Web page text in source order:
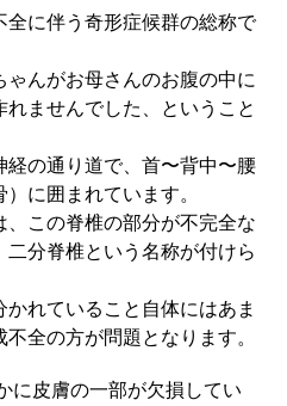
全に伴う奇形症候群の総称で
んがお母さんのお腹の中に
ませんでした、ということ
経の通り道で、首〜背中〜腰
に囲まれています。
、この脊椎の部分が不完全な
分脊椎という名称が付けら
れていること自体にはあま
全の方が問題となります。
に皮膚の一部が欠損してい